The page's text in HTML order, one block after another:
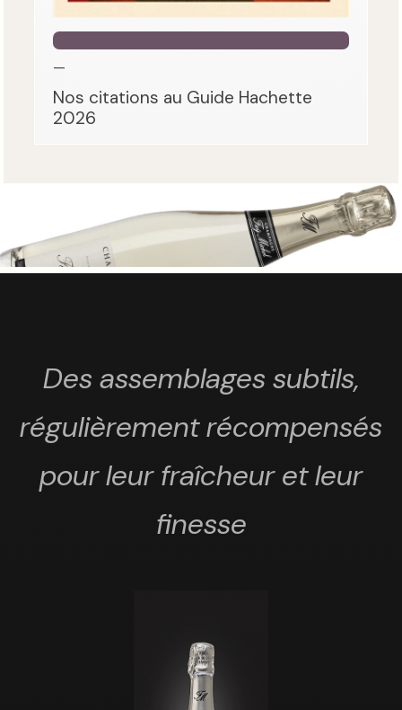
—
Nos citations au Guide Hachette
2026
Des assemblages subtils,
régulièrement récompensés
pour leur fraîcheur et leur
finesse